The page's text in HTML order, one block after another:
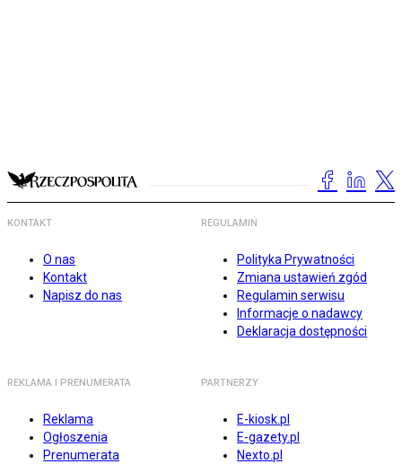
KONTAKT
O nas
Kontakt
Napisz do nas
REGULAMIN
Polityka Prywatności
Zmiana ustawień zgód
Regulamin serwisu
Informacje o nadawcy
Deklaracja dostępności
REKLAMA I PRENUMERATA
Reklama
Ogłoszenia
Prenumerata
PARTNERZY
E-kiosk.pl
E-gazety.pl
Nexto.pl